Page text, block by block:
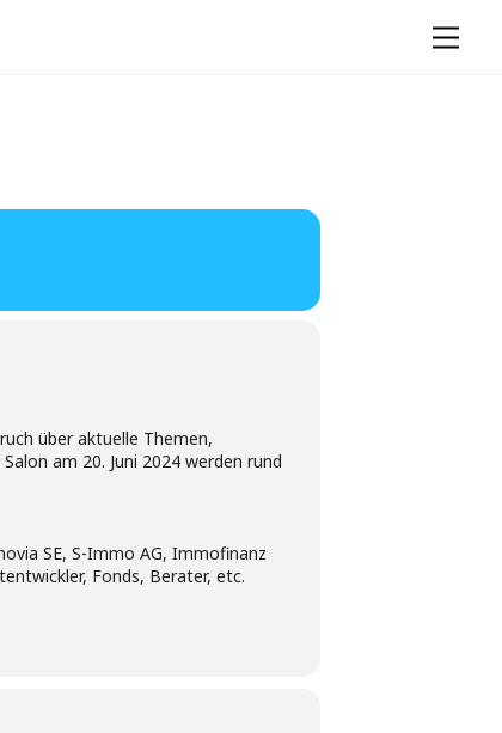
über aktuelle Themen,
am 20. Juni 2024 werden rund
SE, S-Immo AG, Immofinanz
Fonds, Berater, etc.